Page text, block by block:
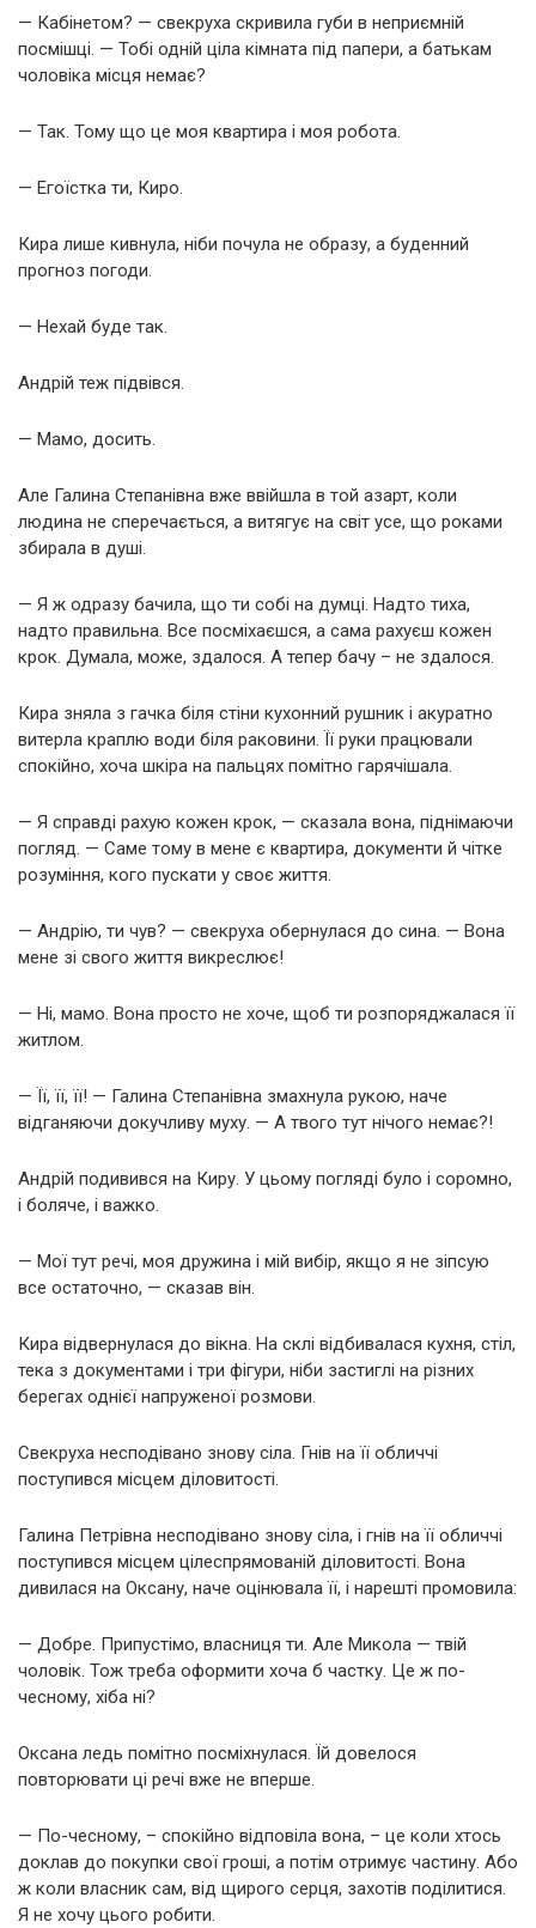
— Кабінетом? — свекруха скривила губи в неприємній
посмішці. — Тобі одній ціла кімната під папери, а батькам
чоловіка місця немає?
— Так. Тому що це моя квартира і моя робота.
— Егоїстка ти, Киро.
Кира лише кивнула, ніби почула не образу, а буденний
прогноз погоди.
— Нехай буде так.
Андрій теж підвівся.
— Мамо, досить.
Але Галина Степанівна вже ввійшла в той азарт, коли
людина не сперечається, а витягує на світ усе, що роками
збирала в душі.
— Я ж одразу бачила, що ти собі на думці. Надто тиха,
надто правильна. Все посміхаєшся, а сама рахуєш кожен
крок. Думала, може, здалося. А тепер бачу – не здалося.
Кира зняла з гачка біля стіни кухонний рушник і акуратно
витерла краплю води біля раковини. Її руки працювали
спокійно, хоча шкіра на пальцях помітно гарячішала.
— Я справді рахую кожен крок, — сказала вона, піднімаючи
погляд. — Саме тому в мене є квартира, документи й чітке
розуміння, кого пускати у своє життя.
— Андрію, ти чув? — свекруха обернулася до сина. — Вона
мене зі свого життя викреслює!
— Ні, мамо. Вона просто не хоче, щоб ти розпоряджалася її
житлом.
— Її, її, її! — Галина Степанівна змахнула рукою, наче
відганяючи докучливу муху. — А твого тут нічого немає?!
Андрій подивився на Киру. У цьому погляді було і соромно,
і боляче, і важко.
— Мої тут речі, моя дружина і мій вибір, якщо я не зіпсую
все остаточно, — сказав він.
Кира відвернулася до вікна. На склі відбивалася кухня, стіл,
тека з документами і три фігури, ніби застиглі на різних
берегах однієї напруженої розмови.
Свекруха несподівано знову сіла. Гнів на її обличчі
поступився місцем діловитості.
Галина Петрівна несподівано знову сіла, і гнів на її обличчі
поступився місцем цілеспрямованій діловитості. Вона
дивилася на Оксану, наче оцінювала її, і нарешті промовила:
— Добре. Припустімо, власниця ти. Але Микола — твій
чоловік. Тож треба оформити хоча б частку. Це ж по-
чесному, хіба ні?
Оксана ледь помітно посміхнулася. Їй довелося
повторювати ці речі вже не вперше.
— По-чесному, – спокійно відповіла вона, – це коли хтось
доклав до покупки свої гроші, а потім отримує частину. Або
ж коли власник сам, від щирого серця, захотів поділитися.
Я не хочу цього робити.